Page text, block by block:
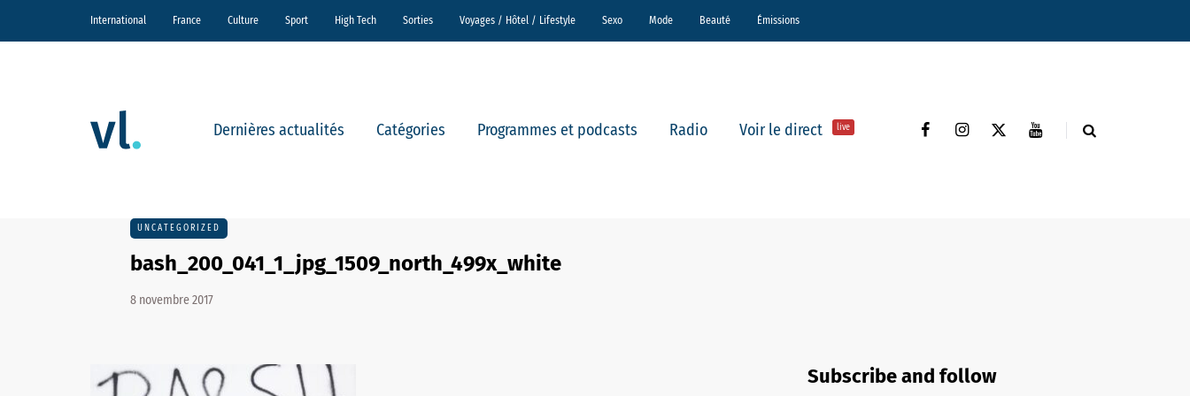
International France Culture Sport High Tech Sorties Voyages / Hôtel / Lifestyle Sexo Mode Beauté Émissions
Dernières actualités Catégories Programmes et podcasts Radio Voir le direct live
UNCATEGORIZED
bash_200_041_1_jpg_1509_north_499x_white
8 novembre 2017
Subscribe and follow